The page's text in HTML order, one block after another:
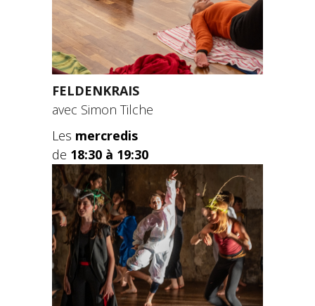
FELDENKRAIS
avec Simon Tilche
Les mercredis
de 18:30 à 19:30